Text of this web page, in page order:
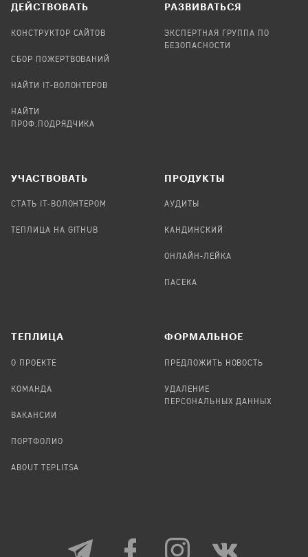
ДЕЙСТВОВАТЬ
КОНСТРУКТОР САЙТОВ
СБОР ПОЖЕРТВОВАНИЙ
НАЙТИ IT-ВОЛОНТЕРОВ
НАЙТИ
ПРОФ.ПОДРЯДЧИКА
РАЗВИВАТЬСЯ
ЭКСПЕРТНАЯ ГРУППА ПО
БЕЗОПАСНОСТИ
УЧАСТВОВАТЬ
СТАТЬ IT-ВОЛОНТЕРОМ
ТЕПЛИЦА НА GITHUB
ПРОДУКТЫ
АУДИТЫ
КАНДИНСКИЙ
ОНЛАЙН-ЛЕЙКА
ПАСЕКА
TЕПЛИЦА
О ПРОЕКТЕ
КОМАНДА
ВАКАНСИИ
ПОРТФОЛИО
ABOUT TEPLITSA
ФОРМАЛЬНОЕ
ПРЕДЛОЖИТЬ НОВОСТЬ
УДАЛЕНИЕ
ПЕРСОНАЛЬНЫХ ДАННЫХ